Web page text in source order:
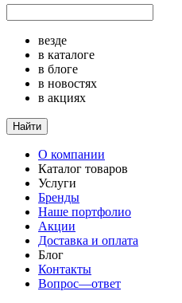
везде
в каталоге
в блоге
в новостях
в акциях
Найти
О компании
Каталог товаров
Услуги
Бренды
Наше портфолио
Акции
Доставка и оплата
Блог
Контакты
Вопрос—ответ